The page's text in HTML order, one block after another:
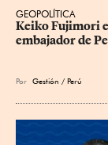
GEOPOLÍTICA
Keiko Fujimori
embajador de
Por Gestión / Perú